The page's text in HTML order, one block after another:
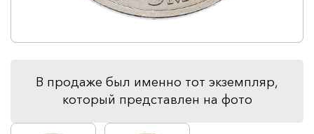
В продаже был именно тот экземпляр,
который представлен на фото